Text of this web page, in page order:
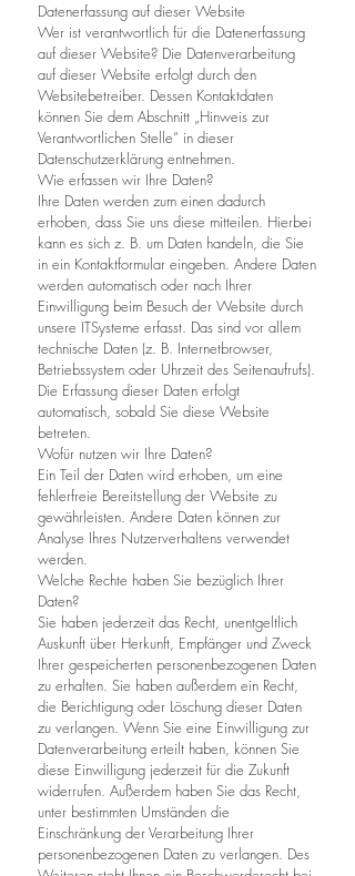
Datenerfassung auf dieser Website
Wer ist verantwortlich für die Datenerfassung
auf dieser Website? Die Datenverarbeitung
auf dieser Website erfolgt durch den
Websitebetreiber. Dessen Kontaktdaten
können Sie dem Abschnitt „Hinweis zur
Verantwortlichen Stelle“ in dieser
Datenschutzerklärung entnehmen.
Wie erfassen wir Ihre Daten?
Ihre Daten werden zum einen dadurch
erhoben, dass Sie uns diese mitteilen. Hierbei
kann es sich z. B. um Daten handeln, die Sie
in ein Kontaktformular eingeben. Andere Daten
werden automatisch oder nach Ihrer
Einwilligung beim Besuch der Website durch
unsere ITSysteme erfasst. Das sind vor allem
technische Daten (z. B. Internetbrowser,
Betriebssystem oder Uhrzeit des Seitenaufrufs).
Die Erfassung dieser Daten erfolgt
automatisch, sobald Sie diese Website
betreten.
Wofür nutzen wir Ihre Daten?
Ein Teil der Daten wird erhoben, um eine
fehlerfreie Bereitstellung der Website zu
gewährleisten. Andere Daten können zur
Analyse Ihres Nutzerverhaltens verwendet
werden.
Welche Rechte haben Sie bezüglich Ihrer
Daten?
Sie haben jederzeit das Recht, unentgeltlich
Auskunft über Herkunft, Empfänger und Zweck
Ihrer gespeicherten personenbezogenen Daten
zu erhalten. Sie haben außerdem ein Recht,
die Berichtigung oder Löschung dieser Daten
zu verlangen. Wenn Sie eine Einwilligung zur
Datenverarbeitung erteilt haben, können Sie
diese Einwilligung jederzeit für die Zukunft
widerrufen. Außerdem haben Sie das Recht,
unter bestimmten Umständen die
Einschränkung der Verarbeitung Ihrer
personenbezogenen Daten zu verlangen. Des